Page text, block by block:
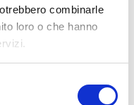
combinarle
loro o che hanno